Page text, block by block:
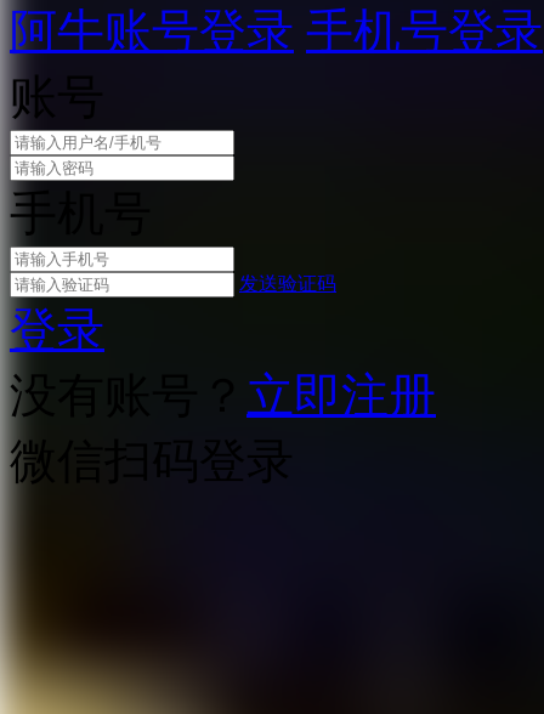
阿牛账号登录 手机号登录
账号
手机号
发送验证码
登录
没有账号？ 立即注册
微信扫码登录